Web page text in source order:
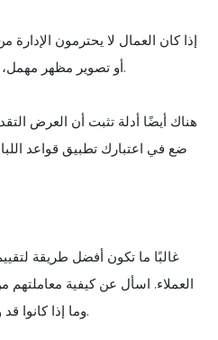
إذا كان العمال لا يحترمون
أو تصوير مظهر مهمل، فقد يجعل العمل يبدو سيئًا ككل.
هناك أيضًا أدلة تثبت أن العرض
ضع في اعتبارك تطبيق قواعد
غالبًا ما تكون أفضل طريقة
العملاء. اسأل عن كيفية معاملتهم
وما إذا كانوا قد واجهوا أي مشاكل أو أوجه قصور.